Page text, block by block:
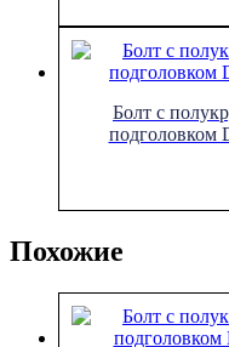
Болт с
подголовком
Похожие